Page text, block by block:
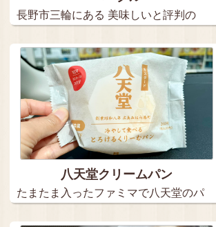
長野市三輪にある 美味しいと評判の
八天堂クリームパン
たまたま入ったファミマで八天堂のパ